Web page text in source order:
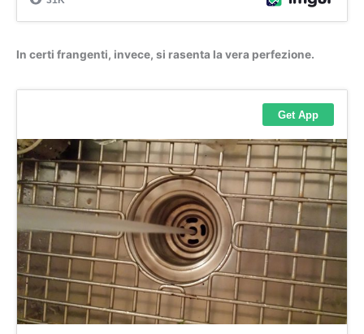
In certi frangenti, invece, si rasenta la vera perfezione.